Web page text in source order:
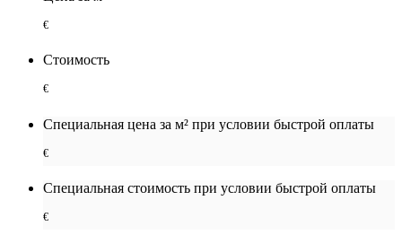
€
Стоимость
€
Специальная цена за м² при условии быстрой оплаты
€
Специальная cтоимость при условии быстрой оплаты
€